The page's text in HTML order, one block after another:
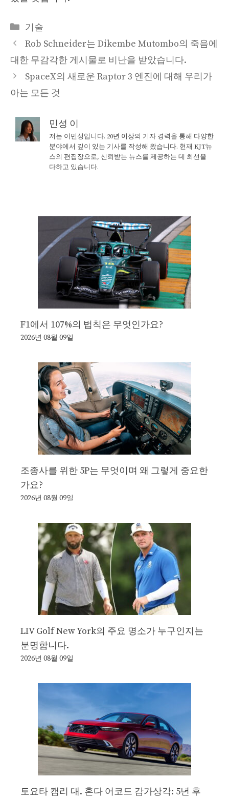
Categories
기술
Rob Schneider는 Dikembe Mutombo의 죽음에
대한 무감각한 게시물로 비난을 받았습니다.
SpaceX의 새로운 Raptor 3 엔진에 대해 우리가
아는 모든 것
민성 이
저는 이민성입니다. 20년 이상의 기자 경력을 통해 다양한
분야에서 깊이 있는 기사를 작성해 왔습니다. 현재 KJT뉴
스의 편집장으로, 신뢰받는 뉴스를 제공하는 데 최선을
다하고 있습니다.
F1에서 107%의 법칙은 무엇인가요?
2026년 08월 09일
조종사를 위한 5P는 무엇이며 왜 그렇게 중요한
가요?
2026년 08월 09일
LIV Golf New York의 주요 명소가 누구인지는
분명합니다.
2026년 08월 09일
토요타 캠리 대. 혼다 어코드 감가상각: 5년 후